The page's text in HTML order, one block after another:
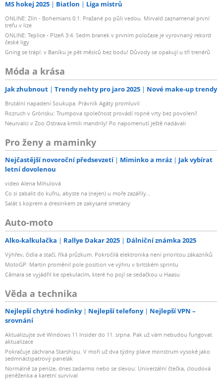
MS hokej 2025 Biatlon Liga mistrů
ONLINE: Zlín - Bohemians 0:1. Pražané po půli vedou. Mirvald zaznamenal první
trefu v lize
ONLINE: Teplice - Plzeň 3:4. Sedm branek v prvním poločase je vyrovnaný rekord
české ligy
Gning se trápí: v Baníku je pět měsíců bez bodu! Důvody se opakují u tří trenérů
Móda a krása
Jak zhubnout Trendy nehty pro jaro 2025 Nové make-up trendy
Brutální napadení Soukupa. Právník Agáty promluvil
Rozruch v Grónsku: Trumpova společnost provádí ropné vrty bez povolení!
Neurvalci v Zoo Ostrava krmili mandrily! Po napomenutí ještě nadávali
Pro ženy a maminky
Nejčastější novoroční předsevzetí Miminko a mráz
Jak vybírat
letní dovolenou
video Alena Mihulová
Co si zabalit do kufru, abyste na (nejen) u moře zazářily...
Salát s koprem a dresinkem ze zakysané smetany
Auto-moto
Alko-kalkulačka Rallye Dakar 2025 Dálniční známka 2025
Výhřev, čidla a stačí, říká průzkum. Pokročilá elektronika není prioritou zákazníků
MotoGP: Martin proměnil pole position ve výhru v britském sprintu
Câmara se vyjádřil ke spekulacím, které ho pojí se sedačkou u Haasu
Věda a technika
Nejlepší chytré hodinky Nejlepší telefony
Nejlepší VPN –
srovnání
Aktualizujte své Windows 11 Insider do 11. srpna. Pak už vám nebudou fungovat
aktualizace
Pokračuje záchrana Starshipu. V moři už dva týdny plave monstrum vysoké jako
sedmnáctipatrový panelák
Normálně za peníze, dnes zadarmo nebo se slevou: Univerzální čtečka, cloudová
peněženka a karetní survival